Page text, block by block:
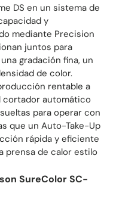
DS en un sistema de
y
mediante Precision
juntos para
gradación fina, un
de color.
rentable a
cortador automático
para operar con
que un Auto-Take-Up
rápida y eficiente
prensa de calor estilo
SureColor SC-